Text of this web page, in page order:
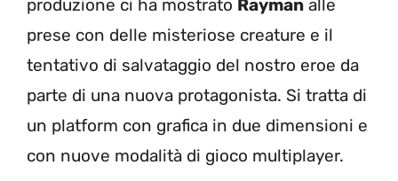
produzione ci ha mostrato Rayman alle
prese con delle misteriose creature e il
tentativo di salvataggio del nostro eroe da
parte di una nuova protagonista. Si tratta di
un platform con grafica in due dimensioni e
con nuove modalità di gioco multiplayer.